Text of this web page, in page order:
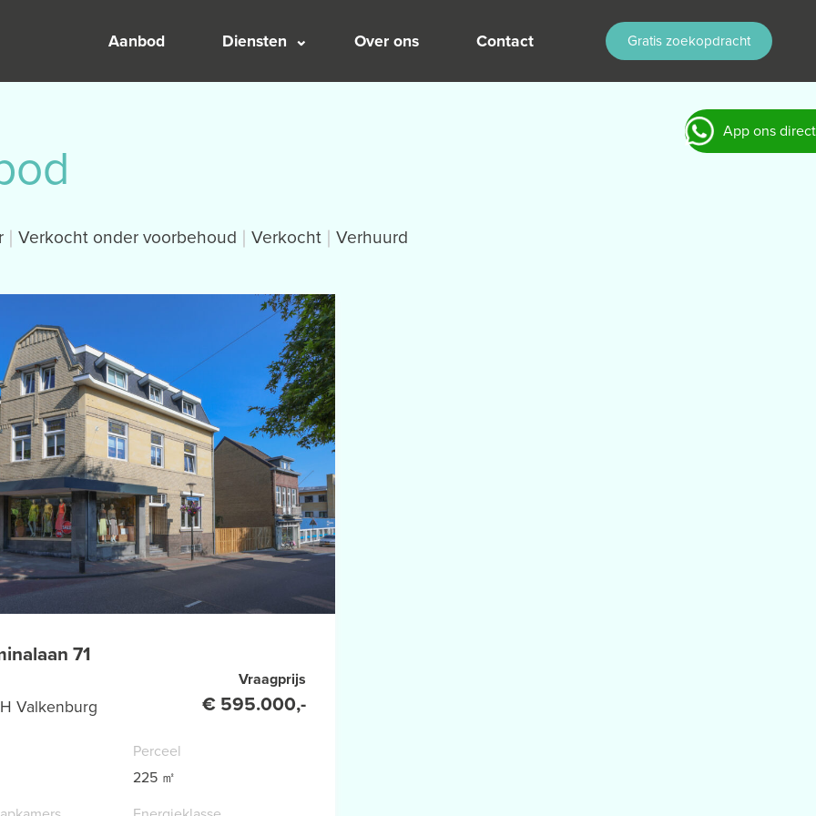
Aanbod Diensten Over ons Contact Gratis zoekopdracht
App ons direct
Verkocht onder voorbehoud Verkocht Verhuurd
71
Valkenburg
Vraagprijs
€ 595.000,-
Perceel
225 ㎡